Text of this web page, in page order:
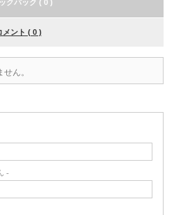
クバック ( 0 )
メント ( 0 )
ん。
-